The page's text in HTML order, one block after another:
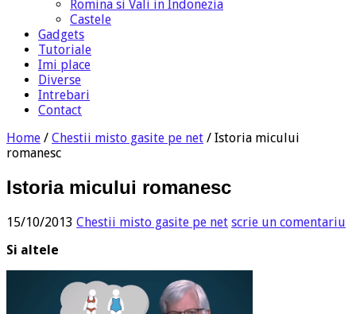
Romina si Vali in Indonezia
Castele
Gadgets
Tutoriale
Imi place
Diverse
Intrebari
Contact
Home / Chestii misto gasite pe net / Istoria micului
romanesc
Istoria micului romanesc
15/10/2013 Chestii misto gasite pe net scrie un comentariu
Si altele